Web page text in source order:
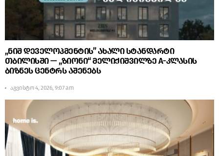
„ნიშ დეველოპმენტის” ახალი სტანდარტი
თბილისში — „ზიონი“ მელიქიშვილზე A-კლასის
ბიზნეს ცენტრს აშენებს
აგვისტო 4, 2026, 9:07 am